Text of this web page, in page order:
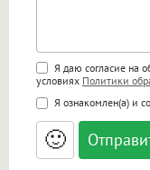
Поддержка
<b>, <strong>,
<small>,
<blockquote>,
адреса URL
ссылками, и
Я даю согласие на
условиях Политики
Я ознакомлен(а) и
🙂